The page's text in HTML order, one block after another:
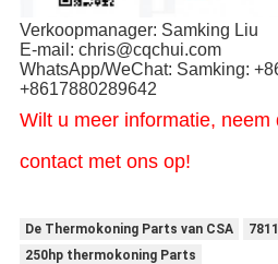
Verkoopmanager: Samking Liu
E-mail: chris@cqchui.com
WhatsApp/WeChat: Samking:
+8617880289642
Wilt u meer informatie, neem
contact met ons op!
De Thermokoning Parts van CSA
250hp thermokoning Parts